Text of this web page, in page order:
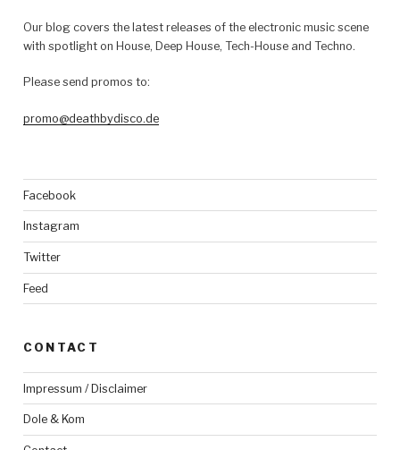
Our blog covers the latest releases of the electronic music scene
with spotlight on House, Deep House, Tech-House and Techno.
Please send promos to:
promo@deathbydisco.de
Facebook
Instagram
Twitter
Feed
CONTACT
Impressum / Disclaimer
Dole & Kom